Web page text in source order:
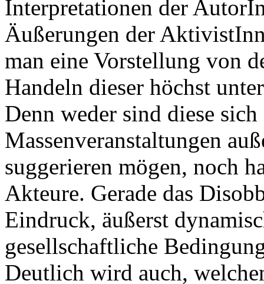
Interpretationen der
Äußerungen der
man eine Vorstellung von
Handeln dieser höchst
Denn weder sind diese
Massenveranstaltungen
suggerieren mögen, noch
Akteure. Gerade das
Eindruck, äußerst
gesellschaftliche
Deutlich wird auch,